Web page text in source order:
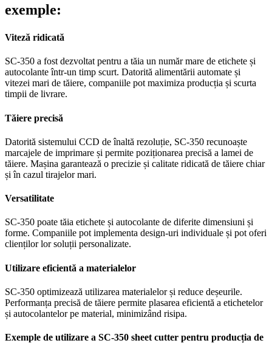
exemple:
Viteză ridicată
SC-350 a fost dezvoltat pentru a tăia un număr mare de etichete și
autocolante într-un timp scurt. Datorită alimentării automate și
vitezei mari de tăiere, companiile pot maximiza producția și scurta
timpii de livrare.
Tăiere precisă
Datorită sistemului CCD de înaltă rezoluție, SC-350 recunoaște
marcajele de imprimare și permite poziționarea precisă a lamei de
tăiere. Mașina garantează o precizie și calitate ridicată de tăiere chiar
și în cazul tirajelor mari.
Versatilitate
SC-350 poate tăia etichete și autocolante de diferite dimensiuni și
forme. Companiile pot implementa design-uri individuale și pot oferi
clienților lor soluții personalizate.
Utilizare eficientă a materialelor
SC-350 optimizează utilizarea materialelor și reduce deșeurile.
Performanța precisă de tăiere permite plasarea eficientă a etichetelor
și autocolantelor pe material, minimizând risipa.
Exemple de utilizare a SC-350 sheet cutter pentru producția de